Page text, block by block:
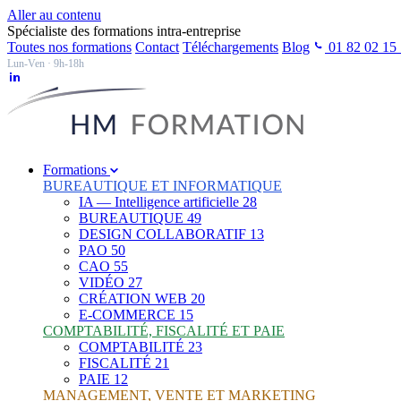
Aller au contenu
Spécialiste des formations intra-entreprise
Toutes nos formations Contact Téléchargements Blog 01 82 02 15
Lun-Ven · 9h-18h
Formations
BUREAUTIQUE ET INFORMATIQUE
IA — Intelligence artificielle 28
BUREAUTIQUE 49
DESIGN COLLABORATIF 13
PAO 50
CAO 55
VIDÉO 27
CRÉATION WEB 20
E-COMMERCE 15
COMPTABILITÉ, FISCALITÉ ET PAIE
COMPTABILITÉ 23
FISCALITÉ 21
PAIE 12
MANAGEMENT, VENTE ET MARKETING